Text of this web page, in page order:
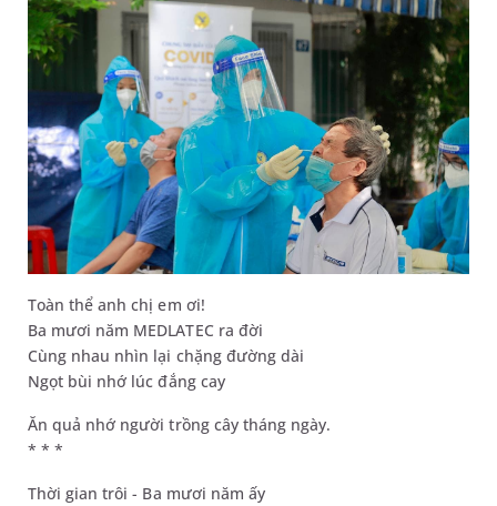
Toàn thể anh chị em ơi!
Ba mươi năm MEDLATEC ra đời
Cùng nhau nhìn lại chặng đường dài
Ngọt bùi nhớ lúc đắng cay
Ăn quả nhớ người trồng cây tháng ngày.
* * *
Thời gian trôi - Ba mươi năm ấy